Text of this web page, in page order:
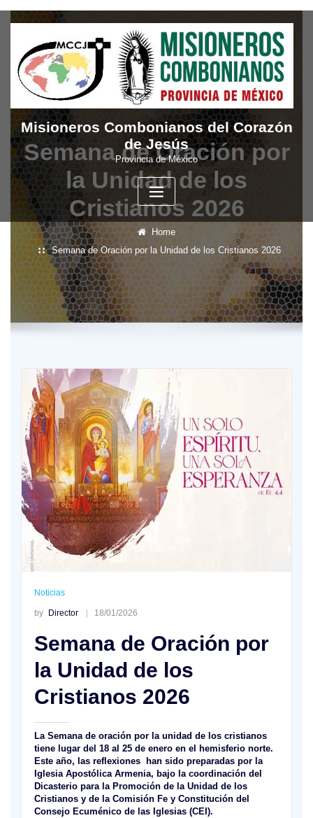
Skip
content
Misioneros Combonianos del Corazón
de Jesús
Provincia de México
Semana de Oración por
la Unidad de los
Cristianos 2026
Home
Semana de Oración por la Unidad de los Cristianos 2026
Noticias
by Director 18/01/2026
Semana de Oración por
la Unidad de los
Cristianos 2026
La Semana de oración por la unidad de los cristianos
tiene lugar del 18 al 25 de enero en el hemisferio norte.
Este año, las reflexiones han sido preparadas por la
Iglesia Apostólica Armenia, bajo la coordinación del
Dicasterio para la Promoción de la Unidad de los
Cristianos y de la Comisión Fe y Constitución del
Consejo Ecuménico de las Iglesias (CEI).